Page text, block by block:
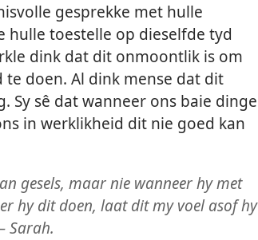
gesprekke met hulle
hulle toestelle op dieselfde tyd
dink dat dit onmoontlik is om
te doen. Al dink mense dat dit
Sy sê dat wanneer ons baie dinge
in werklikheid dit nie goed kan
gesels, maar nie wanneer hy met
hy dit doen, laat dit my voel asof hy
Sarah.